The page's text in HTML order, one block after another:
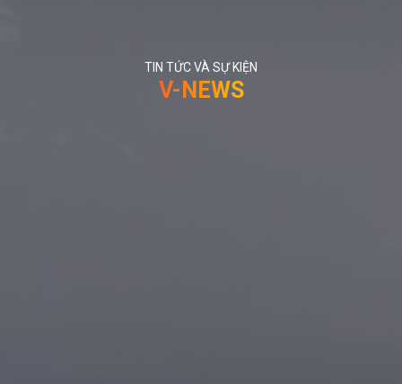
TIN TỨC VÀ SỰ KIỆN
V-NEWS